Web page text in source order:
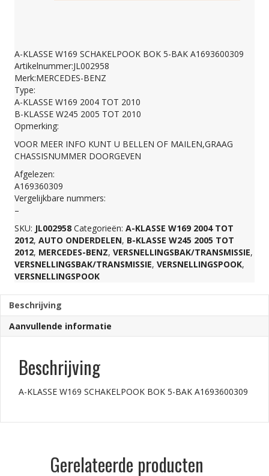
W169
SCHAKELPOOK
BOK
5-
BAK
A1693600309
aantal
A-KLASSE W169 SCHAKELPOOK BOK 5-BAK A1693600309
Artikelnummer:JL002958
Merk:MERCEDES-BENZ
Type:
A-KLASSE W169 2004 TOT 2010
B-KLASSE W245 2005 TOT 2010
Opmerking:
VOOR MEER INFO KUNT U BELLEN OF MAILEN,GRAAG
CHASSISNUMMER DOORGEVEN
Afgelezen:
A169360309
Vergelijkbare nummers:
–
SKU: JL002958 Categorieën: A-KLASSE W169 2004 TOT
2012, AUTO ONDERDELEN, B-KLASSE W245 2005 TOT
2012, MERCEDES-BENZ, VERSNELLINGSBAK/TRANSMISSIE,
VERSNELLINGSBAK/TRANSMISSIE, VERSNELLINGSPOOK,
VERSNELLINGSPOOK
Beschrijving
Aanvullende informatie
Beschrijving
A-KLASSE W169 SCHAKELPOOK BOK 5-BAK A1693600309
Gerelateerde producten